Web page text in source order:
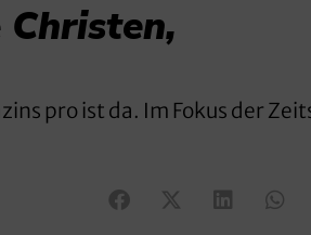
Christen,
pro ist da. Im Fokus der